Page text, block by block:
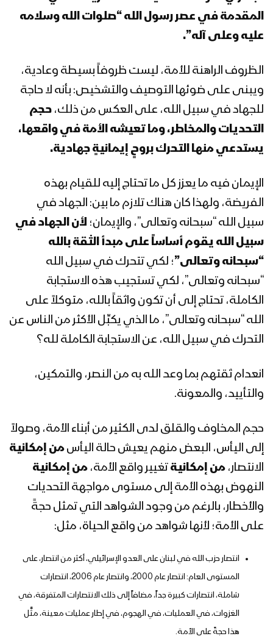
كلمة السيد عبد الملك بدرالدين الحوثي
في ذكرى استشهاد الإمام علي (عليه
المحاضرة الرمضانية التاسعة عشرة للسيد
عبدالملك بدرالدين الحوثي 19رمضان
1442هـ
المحاضرة الرمضانية الثامنة عشرة للسيد
عبد الملك بدر الدين الحوثي 18رمضان
المحاضرة الرمضانية السابعة عشرة للسيد
1442هـ
المحاضرة الرمضانية السادسة عشرة للسيد
عبد الملك بدر الدين الحوثي 16رمضان
1442هـ
المحاضرة الرمضانية الخامسة عشرة للسيد
عبد الملك بدر الدين الحوثي 15رمضان
المحاضرة الرمضانية الرابعة عشرة للسيد عبد
الملك بدر الدين الحوثي 14رمضان 1442هـ
المحاضرة الرمضانية الثالثة عشرة للسيد
عبدالملك بدر الدين الحوثي 1442هـ
المحاضرة الرمضانية الثانية عشرة للسيد عبد
الملك بدر الدين الحوثي 12رمضان 1442هـ
المحاضرة الرمضانية الحادية عشرة للسيد
عبدالملك بدرالدين الحوثي 11 رمضان
1442هـ
المحاضرة الرمضانية العاشرة للسيد عبد
المقدمة في عصر رسول الله “صلوات الله وسلامه
عليه وعلى آله”.
الظروف الراهنة للأمة، ليست ظروفاً بسيطة وعادية،
ويبنى على ضوئها التوصيف والتشخيص: بأنه لا حاجة
للجهاد في سبيل الله، على العكس من ذلك، حجم
التحديات والمخاطر، وما تعيشه الأمة في واقعها،
يستدعي منها التحرك بروحٍ إيمانيةٍ جهادية.
الإيمان فيه ما يعزز كل ما تحتاج إليه للقيام بهذه
الفريضة، ولهذا كان هناك تلازم ما بين: الجهاد في
سبيل الله “سبحانه وتعالى”، والإيمان؛ لأن الجهاد في
سبيل الله يقوم أساساً على مبدأ الثقة بالله
“سبحانه وتعالى”؛ لكي تتحرك في سبيل الله
“سبحانه وتعالى”، لكي تستجيب هذه الاستجابة
الكاملة، تحتاج إلى أن تكون واثقاً بالله، متوكلاً على
الله “سبحانه وتعالى”، ما الذي يكبِّل الأكثر من الناس عن
التحرك في سبيل الله، عن الاستجابة الكاملة لله؟
انعدام ثقتهم بما وعد الله به من النصر، والتمكين،
والتأييد، والمعونة.
حجم المخاوف والقلق لدى الكثير من أبناء الأمة، وصولاً
إلى اليأس، البعض منهم يعيش حالة اليأس من إمكانية
الانتصار، من إمكانية تغيير واقع الأمة، من إمكانية
النهوض بهذه الأمة إلى مستوى مواجهة التحديات
والأخطار، بالرغم من وجود الشواهد التي تمثل حجةً
على الأمة؛ لأنها شواهد من واقع الحياة، مثل:
انتصار حزب الله في لبنان على العدو الإسرائيلي، أكثر من انتصار، على
المستوى العام: انتصار عام 2000، وانتصار عام 2006، انتصارات
شاملة، انتصارات كبيرة جداً، مضافاً إلى ذلك الانتصارات المتفرقة، في
الغزوات، في العمليات، في الهجوم، في إطار عمليات معينة، مثَّل
هذا حجةً على الأمة.